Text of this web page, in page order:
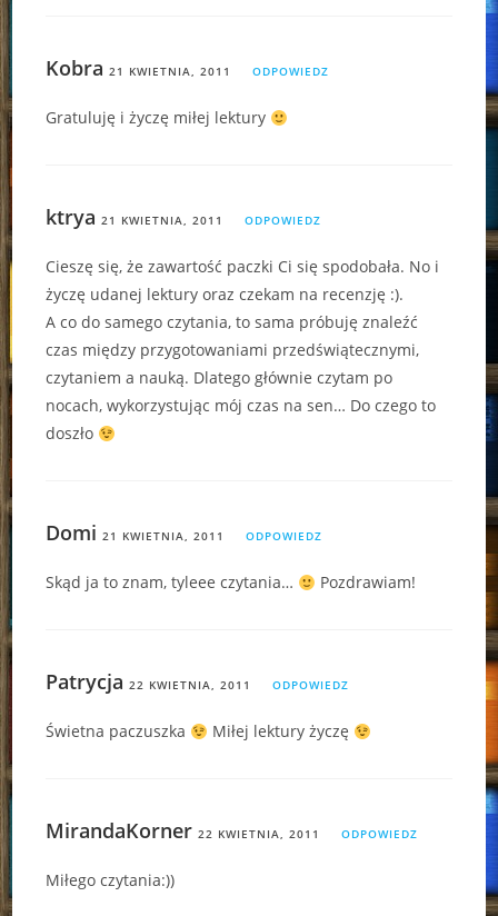
Kobra 21 KWIETNIA, 2011 ODPOWIEDZ
Gratuluję i życzę miłej lektury
ktrya 21 KWIETNIA, 2011 ODPOWIEDZ
Cieszę się, że zawartość paczki Ci się spodobała. No i
życzę udanej lektury oraz czekam na recenzję :).
A co do samego czytania, to sama próbuję znaleźć
czas między przygotowaniami przedświątecznymi,
czytaniem a nauką. Dlatego głównie czytam po
nocach, wykorzystując mój czas na sen… Do czego to
doszło
Domi 21 KWIETNIA, 2011 ODPOWIEDZ
Skąd ja to znam, tyleee czytania… Pozdrawiam!
Patrycja 22 KWIETNIA, 2011 ODPOWIEDZ
Świetna paczuszka Miłej lektury życzę
MirandaKorner 22 KWIETNIA, 2011 ODPOWIEDZ
Miłego czytania:))